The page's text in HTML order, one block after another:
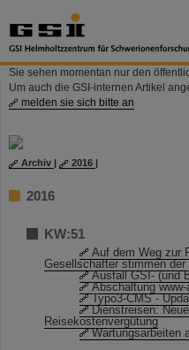
Sie sehen momentan nur den
Um auch die GSI-internen Artikel
melden sie sich bitte an
Archiv | 2016 |
2016
KW:51
Auf dem Weg zur
Gesellschafter stimmen der
Ausfall GSI- (und
Abschaltung
Typo3-CMS -
Dienstreisen:
Reisekostenvergütung
Wartungsarbeiten